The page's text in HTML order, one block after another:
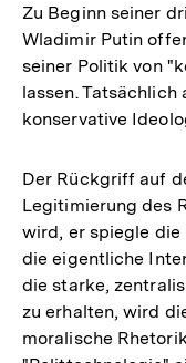
Zu Beginn seiner
Wladimir Putin
seiner Politik von
lassen. Tatsächlich
konservative
Der Rückgriff auf
Legitimierung des
wird, er spiegle die
die eigentliche
die starke,
zu erhalten, wird
moralische